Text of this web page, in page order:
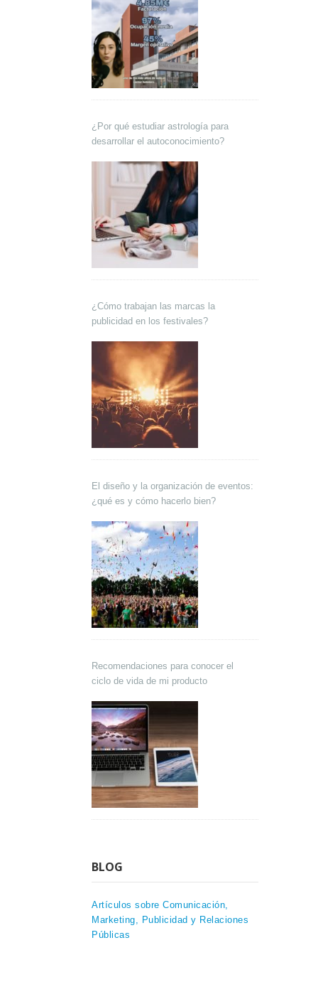
¿Por qué estudiar astrología para
desarrollar el autoconocimiento?
¿Cómo trabajan las marcas la
publicidad en los festivales?
El diseño y la organización de eventos:
¿qué es y cómo hacerlo bien?
Recomendaciones para conocer el
ciclo de vida de mi producto
BLOG
Artículos sobre Comunicación,
Marketing, Publicidad y Relaciones
Públicas